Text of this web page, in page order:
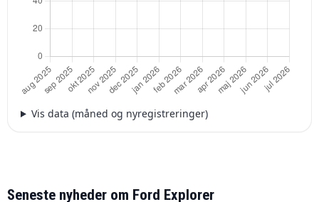
Vis data (måned og nyregistreringer)
Seneste nyheder om Ford Explorer